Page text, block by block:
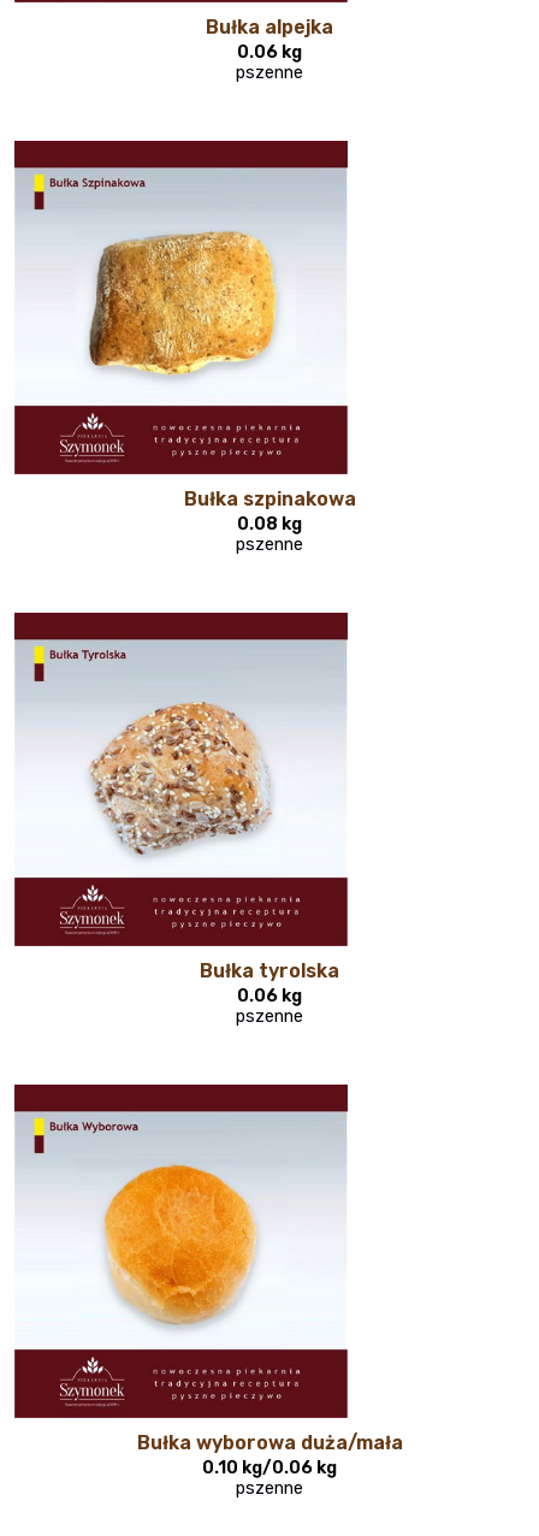
Bułka alpejka
0.06 kg
pszenne
Bułka szpinakowa
0.08 kg
pszenne
Bułka tyrolska
0.06 kg
pszenne
Bułka wyborowa duża/mała
0.10 kg/0.06 kg
pszenne